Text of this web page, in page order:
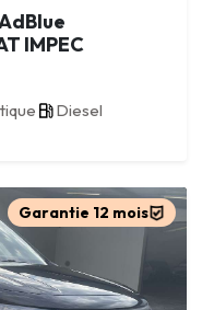
IMPEC
Diesel
Garantie 12 mois